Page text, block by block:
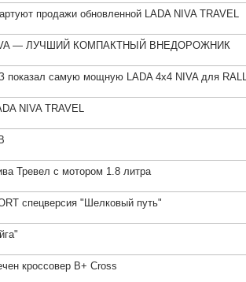
продажи обновленной LADA NIVA TRAVEL
— ЛУЧШИЙ КОМПАКТНЫЙ ВНЕДОРОЖНИК
самую мощную LADA 4x4 NIVA для
NIVA TRAVEL
Тревел с мотором 1.8 литра
спецверсия "Шелковый путь"
кроссовер В+ Cross